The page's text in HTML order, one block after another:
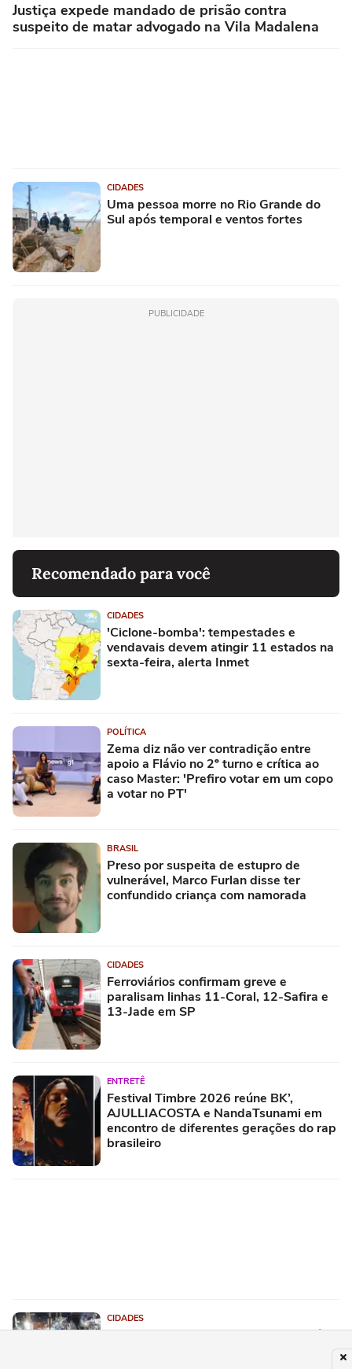
Justiça expede mandado de prisão contra
suspeito de matar advogado na Vila Madalena
CIDADES
Uma pessoa morre no Rio Grande do
Sul após temporal e ventos fortes
PUBLICIDADE
Recomendado para você
CIDADES
'Ciclone-bomba': tempestades e
vendavais devem atingir 11 estados na
sexta-feira, alerta Inmet
POLÍTICA
Zema diz não ver contradição entre
apoio a Flávio no 2º turno e crítica ao
caso Master: 'Prefiro votar em um copo
a votar no PT'
BRASIL
Preso por suspeita de estupro de
vulnerável, Marco Furlan disse ter
confundido criança com namorada
CIDADES
Ferroviários confirmam greve e
paralisam linhas 11-Coral, 12-Safira e
13-Jade em SP
ENTRETÊ
Festival Timbre 2026 reúne BK’,
AJULLIACOSTA e NandaTsunami em
encontro de diferentes gerações do rap
brasileiro
CIDADES
Greve da CPTM acabou? Entenda até
quando vai paralisação de trens em SP